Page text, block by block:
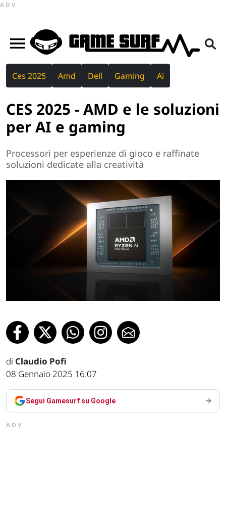
ADV
Ces 2025 Amd Dell Gaming Ai
CES 2025 - AMD e le soluzioni
per AI e gaming
Processori per esperienze di gioco e raffinate
soluzioni dedicate alla creatività
di Claudio Pofi
08 Gennaio 2025 16:07
Segui Gamesurf su Google
ADV